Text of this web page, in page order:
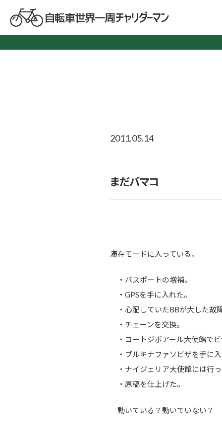
2011.05.14
まだバマコ
滞在モードに入っている。
・パスポートの増補。
・GPSを手に入れた。
・心配していたBBが大した故
・チェーンを交換。
・コートジボアール大使館で
・ブルキナファソビザを手に
・ナイジェリア大使館には行
・原稿を仕上げた。
動いている？動いていない？